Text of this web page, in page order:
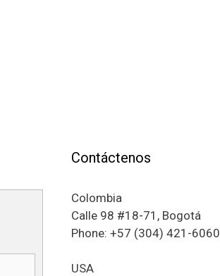
Contáctenos
Colombia
Calle 98 #18-71, Bogotá
Phone: +57 (304) 421-6060
USA